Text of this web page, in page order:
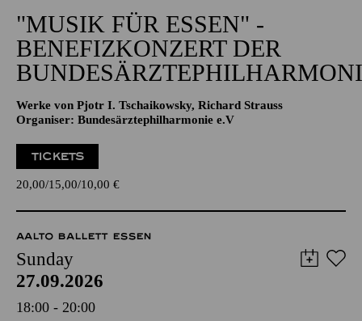
"MUSIK FÜR ESSEN" -
BENEFIZKONZERT DER
Werke von Pjotr I. Tschaikowsky, Richard Strauss
Organiser: Bundesärztephilharmonie e.V
TICKETS
20,00 15,00 10,00 €
AALTO BALLETT ESSEN
Sunday
27.09.2026
18:00 - 20:00